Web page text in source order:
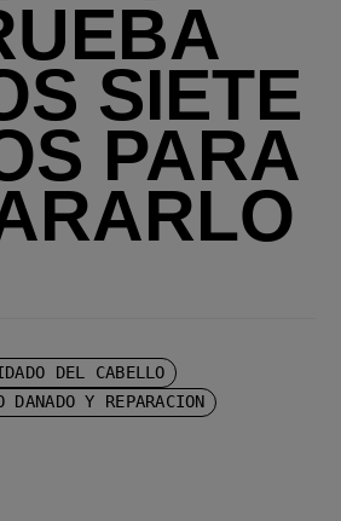
SIETE
PARA
DEL CABELLO
DAÑADO Y REPARACIÓN